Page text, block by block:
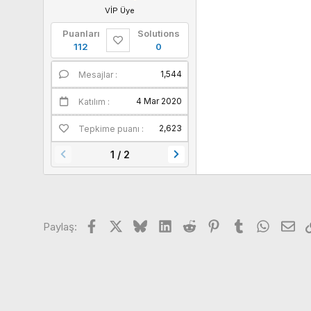
VİP Üye
Puanları
112
Solutions
0
Mesajlar 1,544
Katılım 4 Mar 2020
Tepkime puanı 2,623
1 / 2
Paylaş: FacebookBlueskyLinkedInReddit Pinterest
Tumblr E-